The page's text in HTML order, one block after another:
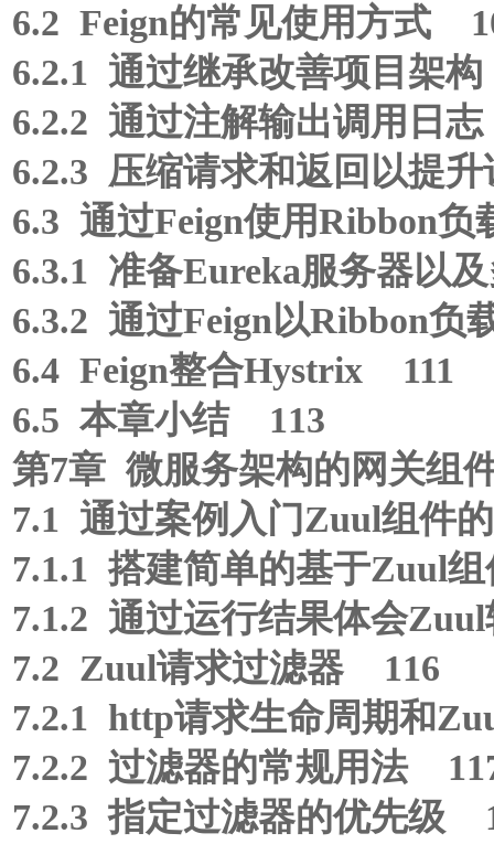
6.2 Feign的常见使用方式
6.2.1 通过继承改善项目架
6.2.2 通过注解输出调用日
6.2.3 压缩请求和返回以提
6.3 通过Feign使用Ribbon
6.3.1 准备Eureka服务器以
6.3.2 通过Feign以Ribbon
6.4 Feign整合Hystrix 111
6.5 本章小结 113
第7章 微服务架构的网关组
7.1 通过案例入门Zuul组件
7.1.1 搭建简单的基于Zuul
7.1.2 通过运行结果体会
7.2 Zuul请求过滤器 116
7.2.1 http请求生命周期和
7.2.2 过滤器的常规用法
7.2.3 指定过滤器的优先级